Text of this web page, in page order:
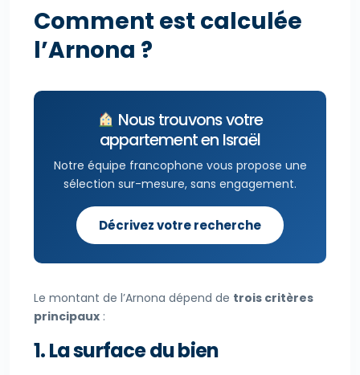
Comment est calculée
l’Arnona ?
Nous trouvons votre
appartement en Israël
Notre équipe francophone vous propose une
sélection sur-mesure, sans engagement.
Décrivez votre recherche
Le montant de l’Arnona dépend de trois critères
principaux :
1. La surface du bien